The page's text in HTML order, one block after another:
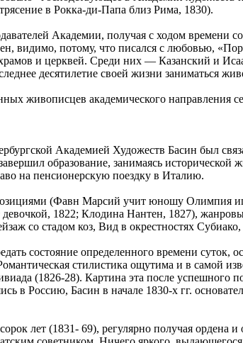
в Рокка-ди-Папа близ Рима, 1830).
Академии, получая с ходом времени
видимо, потому, что писался с любовью,
и церквей. Среди них — Казанский и
десятилетие своей жизни заниматься
живописцев академического направления
Академией Художеств Басин был
образование, занимаясь
на пенсионерскую поездку в Италию.
(Фавн Марсий учит юношу Олимпия
1822; Клодина Нантен, 1827),
со стадом коз, Вид в окрестностях Субиако,
состояние определенного времени суток,
стилистика ощутима и в самой
(1826-28). Картина эта после успешного
в Россию, Басин в начале 1830-х гг.
лет (1831- 69), регулярно получая ордена